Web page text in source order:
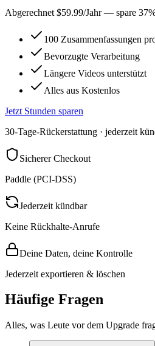
Abgerechnet $59.99/Jahr — spare
100 Zusammenfassungen
Bevorzugte Verarbeitung
Längere Videos unterstützt
Alles aus Kostenlos
Jetzt Stunden sparen
30-Tage-Rückerstattung · jederzeit
Sicherer Checkout
Paddle (PCI-DSS)
Jederzeit kündbar
Keine Rückhalte-Anrufe
Deine Daten, deine Kontrolle
Jederzeit exportieren & löschen
Häufige Fragen
Alles, was Leute vor dem Upgrade